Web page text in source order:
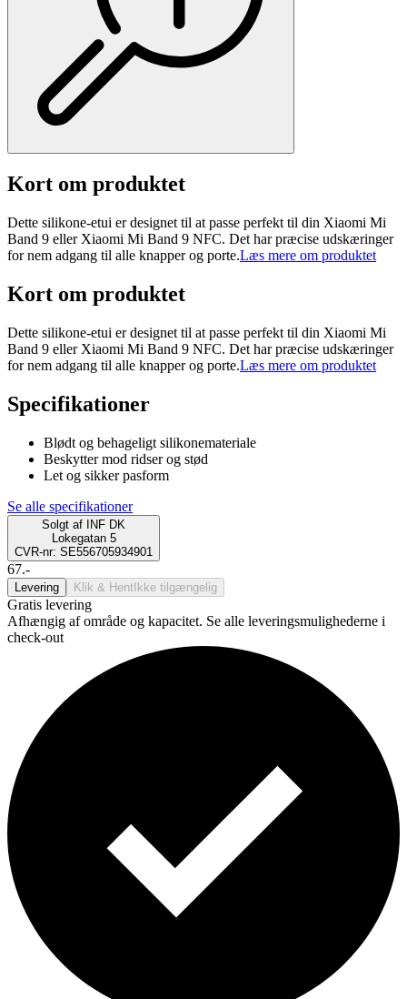
Kort om produktet
Dette silikone-etui er designet til at passe perfekt til din Xiaomi Mi
Band 9 eller Xiaomi Mi Band 9 NFC. Det har præcise udskæringer
for nem adgang til alle knapper og porte.Læs mere om produktet
Kort om produktet
Dette silikone-etui er designet til at passe perfekt til din Xiaomi Mi
Band 9 eller Xiaomi Mi Band 9 NFC. Det har præcise udskæringer
for nem adgang til alle knapper og porte.Læs mere om produktet
Specifikationer
Blødt og behageligt silikonemateriale
Beskytter mod ridser og stød
Let og sikker pasform
Se alle specifikationer
Solgt af
INF DK
Lokegatan 5
CVR-nr: SE556705934901
67.-
Levering Klik & Hent Ikke tilgængelig
Gratis levering
Afhængig af område og kapacitet. Se alle leveringsmulighederne i
check-out